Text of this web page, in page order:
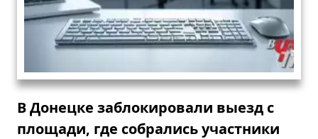
В Донецке заблокировали выезд с
площади, где собрались участники